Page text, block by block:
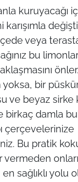
kuruyacağı
veya
bu
bir
ve beyaz sirke
birkaç damla
çerçevelerinize
Bu pratik
vermeden
sağlıklı yolu